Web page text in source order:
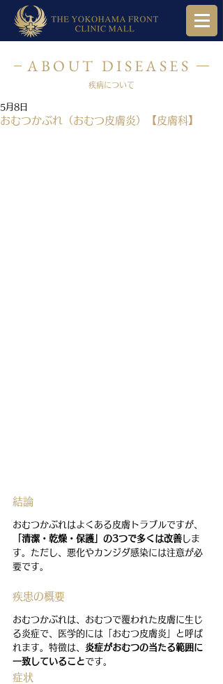
ABOUT DISEASES
疾病について
おむつかぶれ（おむつ皮膚炎）【皮膚科】
5月8日
結論
おむつかぶれはよくある皮膚トラブルですが、
「清潔・乾燥・保護」の3つで多くは改善しま
す。ただし、悪化やカンジダ感染には注意が必
要です。
疾患の概要
おむつかぶれは、おむつで覆われた皮膚に生じ
る炎症で、医学的には「おむつ皮膚炎」と呼ば
れます。特徴は、 炎症がおむつの当たる範囲に
一致していることです。
症状